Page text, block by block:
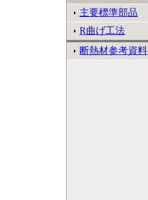
主要標準部品
R曲げ工法
断熱材参考資料